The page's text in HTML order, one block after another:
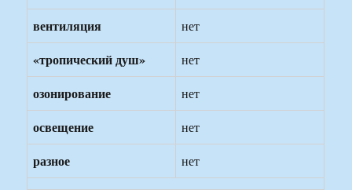
вентиляция нет
«тропический душ» нет
озонирование нет
освещение нет
разное нет